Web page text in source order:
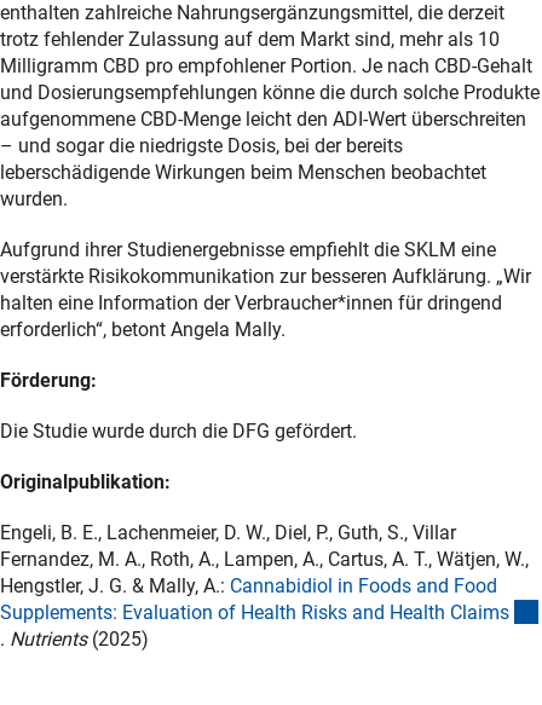
enthalten zahlreiche Nahrungsergänzungsmittel, die derzeit
trotz fehlender Zulassung auf dem Markt sind, mehr als 10
Milligramm CBD pro empfohlener Portion. Je nach CBD-Gehalt
und Dosierungsempfehlungen könne die durch solche Produkte
aufgenommene CBD-Menge leicht den ADI-Wert überschreiten
– und sogar die niedrigste Dosis, bei der bereits
leberschädigende Wirkungen beim Menschen beobachtet
wurden.
Aufgrund ihrer Studienergebnisse empfiehlt die SKLM eine
verstärkte Risikokommunikation zur besseren Aufklärung. „Wir
halten eine Information der Verbraucher*innen für dringend
erforderlich“, betont Angela Mally.
Förderung:
Die Studie wurde durch die DFG gefördert.
Originalpublikation:
Engeli, B. E., Lachenmeier, D. W., Diel, P., Guth, S., Villar
Fernandez, M. A., Roth, A., Lampen, A., Cartus, A. T., Wätjen, W.,
Hengstler, J. G. & Mally, A.: Cannabidiol in Foods and Food
Supplements: Evaluation of Health Risks and Health Claims
(externer Link)
. Nutrients(2025)